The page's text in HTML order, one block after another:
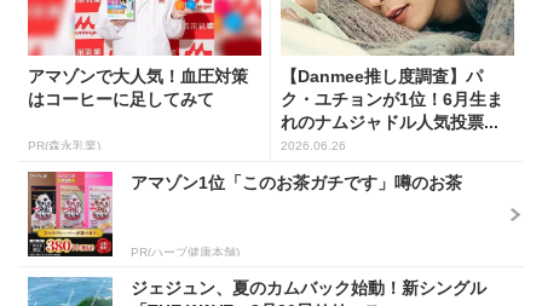
アマゾンで大人気！血圧対策
はコーヒーに足してみて
PR(森永乳業)
【Danmee推し度調査】パ
ク・ユチョンが1位！6月生ま
れのナムジャドル人気投票...
2026.06.26
アマゾン1位「このお茶ガチです」噂のお茶
PR(ハーブ健康本舗)
ジェジュン、夏のカムバック始動！新シングル